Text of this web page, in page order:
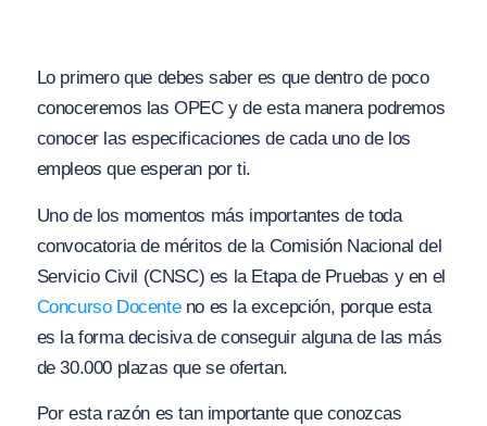
Lo primero que debes saber es que dentro de poco
conoceremos las OPEC y de esta manera podremos
conocer las especificaciones de cada uno de los
empleos que esperan por ti.
Uno de los momentos más importantes de toda
convocatoria de méritos de la Comisión Nacional del
Servicio Civil (CNSC) es la Etapa de Pruebas y en el
Concurso Docenteno es la excepción, porque esta
es la forma decisiva de conseguir alguna de las más
de 30.000 plazas que se ofertan.
Por esta razón es tan importante que conozcas